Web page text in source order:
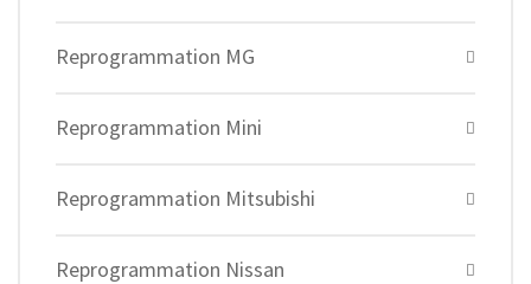
Reprogrammation MG
Reprogrammation Mini
Reprogrammation Mitsubishi
Reprogrammation Nissan